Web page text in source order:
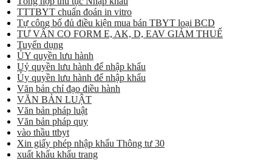
TTTBYT chuẩn đoán in vitro
Tự công bố đủ điều kiện mua bán TBYT loại BCD
TƯ VẤN CO FORM E, AK, D, EAV GIẢM THUẾ
Tuyển dụng
ỦY quyền lưu hành
Uỷ quyền lưu hành để nhập khẩu
Ủy quyền lưu hành để nhập khẩu
Văn bản chỉ đạo điều hành
VĂN BẢN LUẬT
Văn bản pháp luật
Văn bản pháp quy
vào thầu ttbyt
Xin giấy phép nhập khẩu Thông tư 30
xuất khẩu khẩu trang